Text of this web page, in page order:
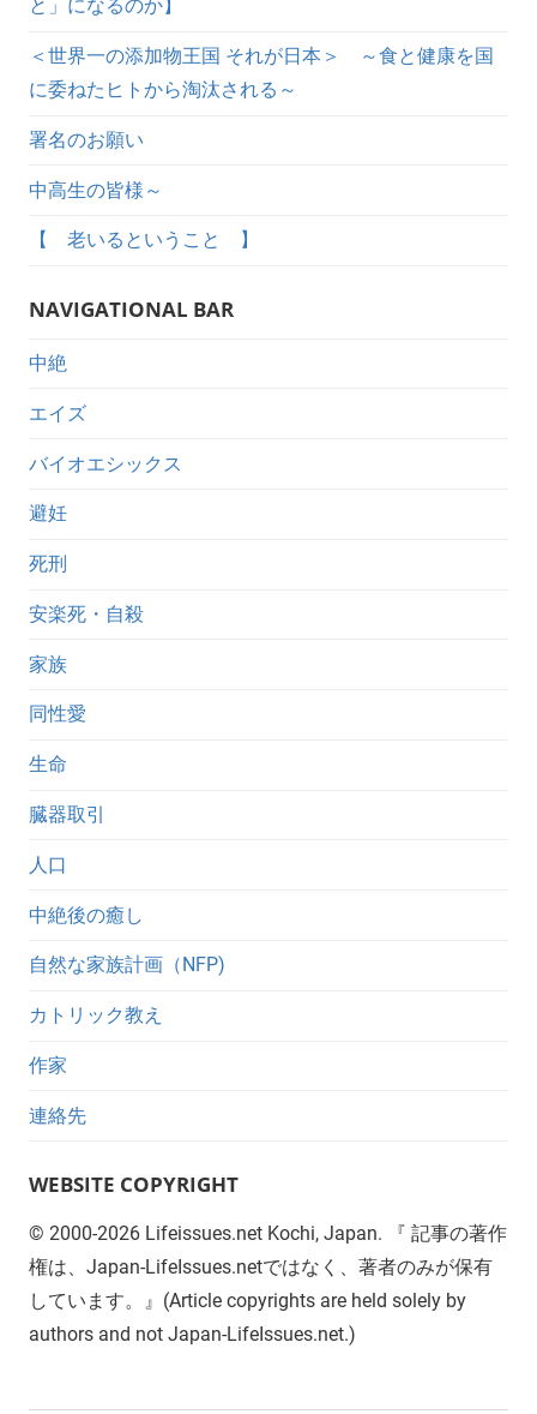
と」になるのか】
＜世界一の添加物王国 それが日本＞ ～食と健康を国
に委ねたヒトから淘汰される～
署名のお願い
中高生の皆様～
【 老いるということ 】
NAVIGATIONAL BAR
中絶
エイズ
バイオエシックス
避妊
死刑
安楽死・自殺
家族
同性愛
生命
臓器取引
人口
中絶後の癒し
自然な家族計画（NFP)
カトリック教え
作家
連絡先
WEBSITE COPYRIGHT
© 2000-2026 Lifeissues.net Kochi, Japan. 『 記事の著作
権は、Japan-LifeIssues.netではなく、著者のみが保有
しています。』(Article copyrights are held solely by
authors and not Japan-LifeIssues.net.)